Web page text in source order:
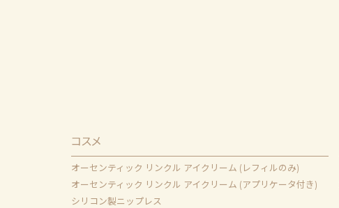
コスメ
オーセンティック リンクル アイクリーム (レフィルのみ)
オーセンティック リンクル アイクリーム (アプリケータ付き)
シリコン製ニップレス